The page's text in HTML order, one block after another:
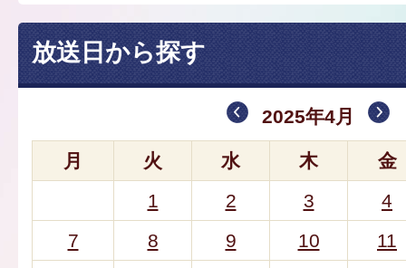
放送日から探す
2025年4月
月 火 水 木
金
1
2 3
4
7
8 9 10
11